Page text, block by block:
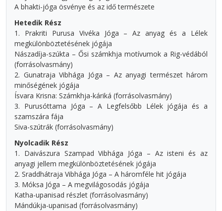
A bhakti-jóga ösvénye és az idő természete
Hetedik Rész
1. Prakriti Purusa Vivéka Jóga – Az anyag és a Lélek
megkülönböztetésének jógája
Nászadíja-szúkta – Ősi számkhja motívumok a Rig-védából
(forrásolvasmány)
2. Gunatraja Vibhága Jóga – Az anyagi természet három
minőségének jógája
Ísvara Krisna: Számkhja-káriká (forrásolvasmány)
3. Purusóttama Jóga – A Legfelsőbb Lélek jógája és a
szamszára fája
Siva-szútrák (forrásolvasmány)
Nyolcadik Rész
1. Daivászura Szampad Vibhága Jóga – Az isteni és az
anyagi jellem megkülönböztetésének jógája
2. Sraddhátraja Vibhága Jóga – A háromféle hit jógája
3. Móksa Jóga – A megvilágosodás jógája
Katha-upanisad részlet (forrásolvasmány)
Mándúkja-upanisad (forrásolvasmány)